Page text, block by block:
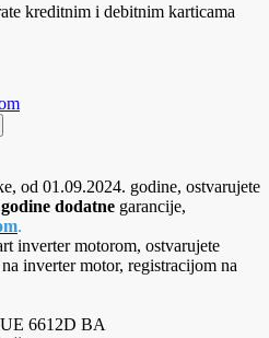
kreditnim i debitnim karticama
od 01.09.2024. godine, ostvarujete
dodatne garancije,
.
inverter motorom, ostvarujete
na inverter motor, registracijom na
6612D BA